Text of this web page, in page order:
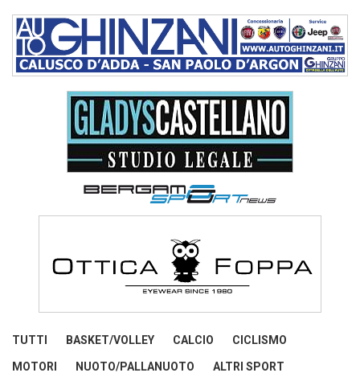
TUTTI BASKET/VOLLEY CALCIO CICLISMO
MOTORI NUOTO/PALLANUOTO ALTRI SPORT